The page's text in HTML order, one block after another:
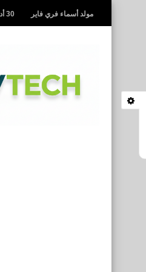
مولد أسماء فري فاير 30 أداة مجانية عبر الإنترنت